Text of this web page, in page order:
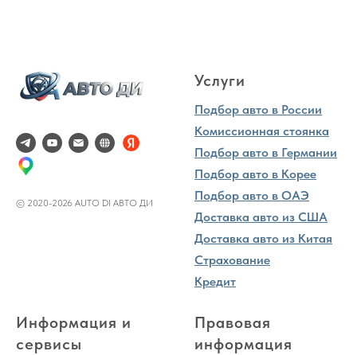
© 2020-2026 AUTO DI АВТО ДИ
Услуги
Подбор авто в России
Комиссионная стоянка
Подбор авто в Германии
Подбор авто в Корее
Подбор авто в ОАЭ
Доставка авто из США
Доставка авто из Китая
Страхование
Кредит
Информация и
сервисы
Правовая
информация